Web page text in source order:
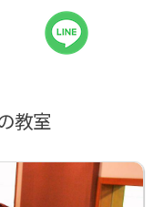
教室